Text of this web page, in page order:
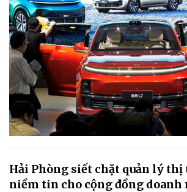
Hải Phòng siết chặt quản lý thị
niềm tin cho cộng đồng doanh